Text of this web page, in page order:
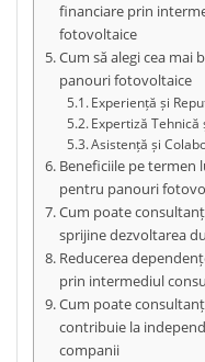
financiare prin
fotovoltaice
Cum să alegi cea
panouri fotovoltaice
Experiență și
Expertiză
Asistență și
Beneficiile pe termen
pentru panouri
Cum poate
sprijine dezvoltarea
Reducerea
prin intermediul
Cum poate
contribuie la
companii